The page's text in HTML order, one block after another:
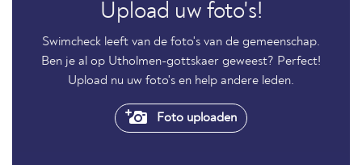
Upload uw foto's!
Swimcheck leeft van de foto's van de gemeenschap.
Ben je al op Utholmen-gottskaer geweest? Perfect!
Upload nu uw foto's en help andere leden.
Foto uploaden